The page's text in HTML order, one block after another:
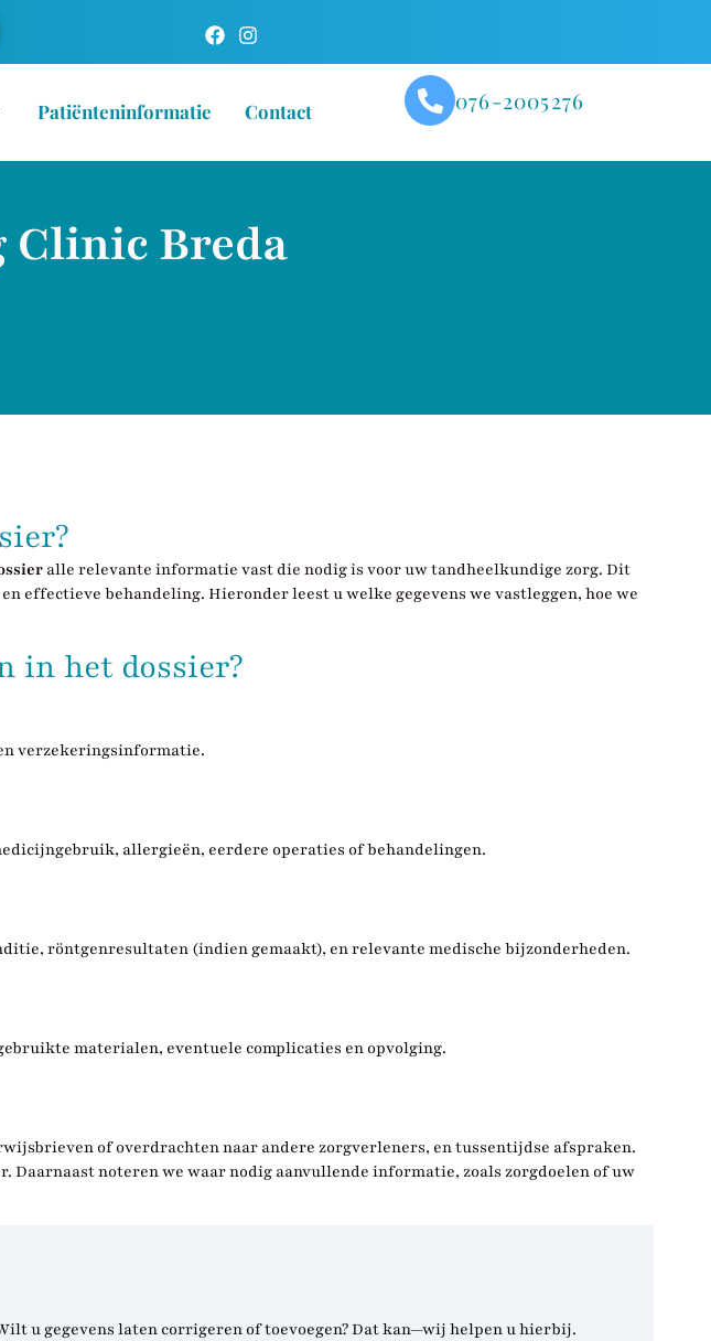
Patiënteninformatie Contact 076-2005276
Clinic Breda
alle relevante informatie vast die nodig is voor uw tandheelkundige zorg. Dit
effectieve behandeling. Hieronder leest u welke gegevens we vastleggen, hoe we
in het dossier?
verzekeringsinformatie.
allergieën, eerdere operaties of behandelingen.
röntgenresultaten (indien gemaakt), en relevante medische bijzonderheden.
materialen, eventuele complicaties en opvolging.
of overdrachten naar andere zorgverleners, en tussentijdse afspraken.
Daarnaast noteren we waar nodig aanvullende informatie, zoals zorgdoelen of uw
u gegevens laten corrigeren of toevoegen? Dat kan—wij helpen u hierbij.